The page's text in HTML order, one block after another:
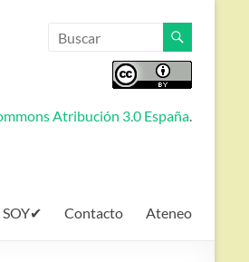
Atribución 3.0 España.
SOY✔ Contacto Ateneo